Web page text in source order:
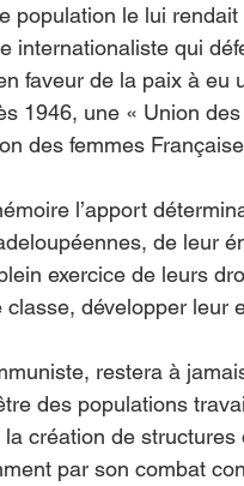
population le lui rendait
faveur de la paix à eu
1946, une « Union
des femmes
l’apport
de leur
exercice de leurs
développer leur
restera à
des populations
création de
par son combat